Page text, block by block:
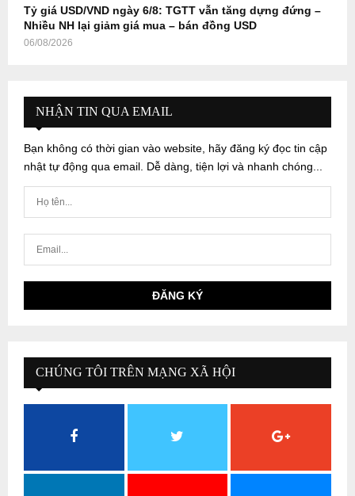
Tỷ giá USD/VND ngày 6/8: TGTT vẫn tăng dựng đứng –
Nhiều NH lại giảm giá mua – bán đồng USD
06/08/2026
NHẬN TIN QUA EMAIL
Bạn không có thời gian vào website, hãy đăng ký đọc tin cập
nhật tự động qua email. Dễ dàng, tiện lợi và nhanh chóng...
CHÚNG TÔI TRÊN MẠNG XÃ HỘI